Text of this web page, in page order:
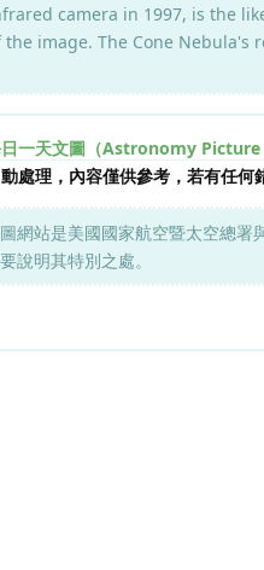
camera in 1997, is the
image. The Cone
一天文圖（Astronomy Picture
處理，內容僅供參考，若有任何
網站是美國國家航空暨太空總
說明其特別之處。